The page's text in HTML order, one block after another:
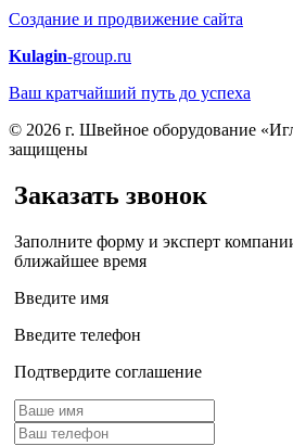
Создание и продвижение сайта
Kulagin-group.ru
Ваш кратчайший путь до успеха
© 2026 г. Швейное оборудование
защищены
Заказать звонок
Заполните форму и эксперт
ближайшее время
Введите имя
Введите телефон
Подтвердите соглашение